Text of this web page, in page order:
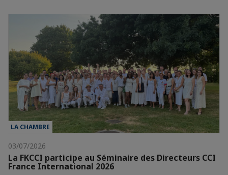
LA CHAMBRE
03/07/2026
La FKCCI participe au Séminaire des Directeurs CCI
France International 2026